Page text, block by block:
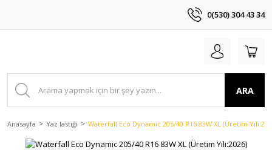
0(530) 304 43 34
ARA
Anasayfa Yaz lastiği Waterfall Eco Dynamic 205/40 R16 83W XL (Üretim